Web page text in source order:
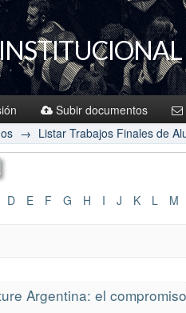
Subir documentos
→ Listar Trabajos Finales de
D E F G H I J K L M
Argentina: el